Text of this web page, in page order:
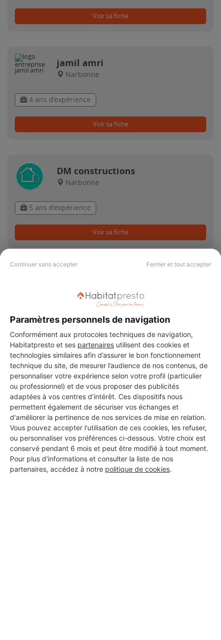
Continuer sans accepter Fermer et tout accepter
Paramètres personnels de navigation
Conformément aux protocoles techniques de navigation,
Habitatpresto et ses partenaires utilisent des cookies et
technologies similaires afin d’assurer le bon fonctionnement
technique du site, de mesurer l’audience de nos contenus, de
personnaliser votre expérience selon votre profil (particulier
ou professionnel) et de vous proposer des publicités
adaptées à vos centres d’intérêt. Ces dispositifs nous
permettent également de sécuriser vos échanges et
d'améliorer la pertinence de nos services de mise en relation.
Vous pouvez accepter l'utilisation de ces cookies, les refuser,
ou personnaliser vos préférences ci-dessous. Votre choix est
conservé pendant 6 mois et peut être modifié à tout moment.
Pour plus d'informations et consulter la liste de nos
partenaires, accédez à notre politique de cookies.
Voir sa fiche
jamil amri
Narbonne
4 ans d'expérience
Voir sa fiche
DM constructions
Narbonne
5 ans d'expérience
Voir sa fiche
PAS LE TEMPS DE
CHERCHER ?
Vous souhaitez réaliser des travaux et ne savez quel professionnel
choisir ? Demandez des devis travauxauprès de notre réseau de 5 000
professionnels partout en France.
DEMANDER UN DEVIS